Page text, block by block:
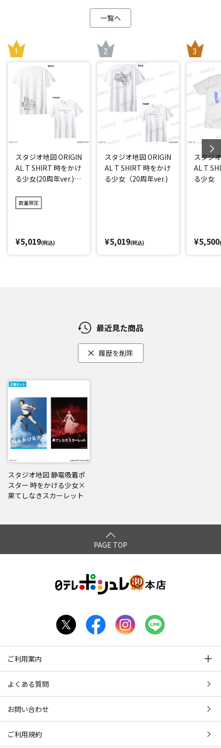
一覧へ
スタジオ地図 ORIGIN
AL T SHIRT 時をかけ
る少女(20周年ver.)
数量限定
¥5,019(税込)
スタジオ地図 ORIGIN
AL T SHIRT 時をかけ
る少女（20周年ver.)
¥5,019(税込)
スタジ
AL T
る少女
¥5,500
最近見た商品
履歴を削除
スタジオ地図 静電吸着ポ
スター 時をかける少女×
果てしなきスカーレット
PAGE TOP
ご利用案内
よくある質問
お問い合わせ
ご利用規約